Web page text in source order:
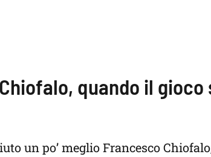
quando il
un po’ meglio Francesco